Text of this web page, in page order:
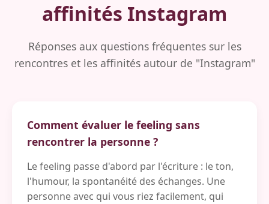
affinités Instagram
Réponses aux questions fréquentes sur les
rencontres et les affinités autour de "Instagram"
Comment évaluer le feeling sans
rencontrer la personne ?
Le feeling passe d'abord par l'écriture : le ton,
l'humour, la spontanéité des échanges. Une
personne avec qui vous riez facilement, qui